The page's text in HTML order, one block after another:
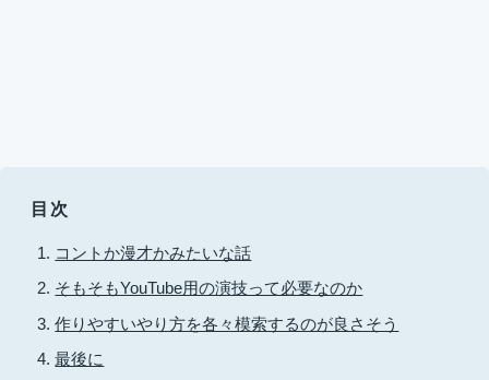
目次
コントか漫才かみたいな話
そもそもYouTube用の演技って必要なのか
作りやすいやり方を各々模索するのが良さそう
最後に